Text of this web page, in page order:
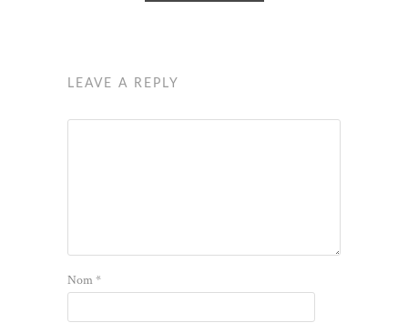
LEAVE A REPLY
Nom*